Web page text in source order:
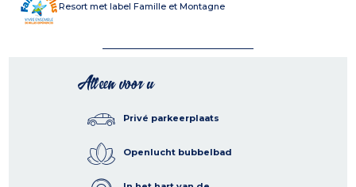
Resort met label Famille et Montagne
Alleen voor u
Privé parkeerplaats
Openlucht bubbelbad